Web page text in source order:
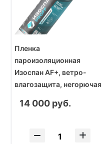
Пленка
пароизоляционная
Изоспан АF+, ветро-
влагозащита, негорючая
м (1 рулон - 70 кв.м)
14 000 руб.